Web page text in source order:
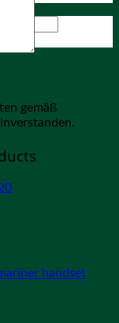
gemäß